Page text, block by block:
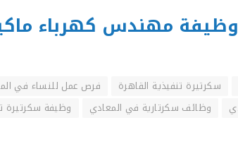
وظيفة مهندس كهرباء
سكرتيرة تنفيذية القاهرة فرص عمل للنساء في
وظائف سكرتارية في المعادي وظيفة سكرتيرة